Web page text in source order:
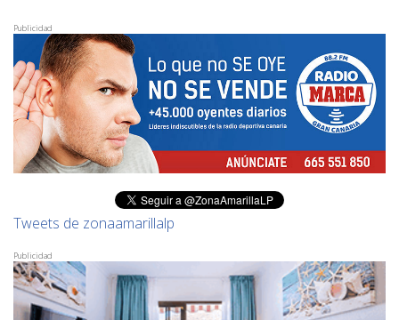
Publicidad
Tweets de zonaamarillalp
Publicidad